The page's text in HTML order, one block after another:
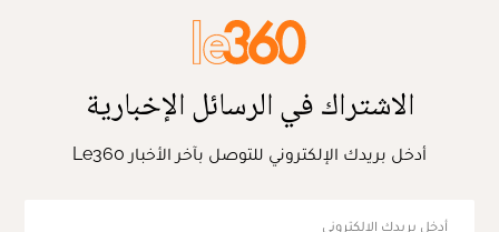
الاشتراك في الرسائل الإخبارية
أدخل بريدك الإلكتروني للتوصل بآخر الأخبار Le360